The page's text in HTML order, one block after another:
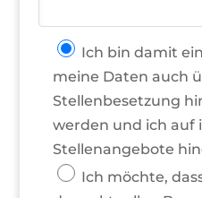
Ich bin damit
meine Daten auch
Stellenbesetzung
werden und ich auf
Stellenangebote
Ich möchte,